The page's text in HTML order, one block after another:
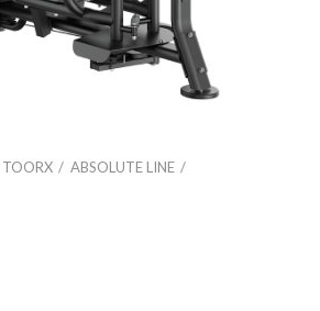
TOORX
ABSOLUTE LINE